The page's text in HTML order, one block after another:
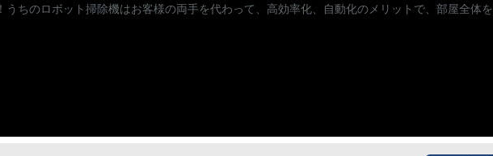
ちのロボット掃除機はお客様の両手を代わって、高効率化、自動化のメリットで、部屋全体